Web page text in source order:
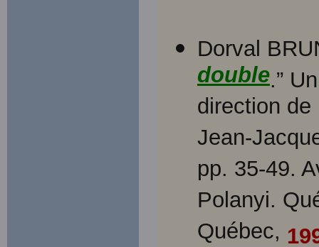
Dorval
double.”
direction
Jean-
pp. 35-49.
Polanyi.
Québec,